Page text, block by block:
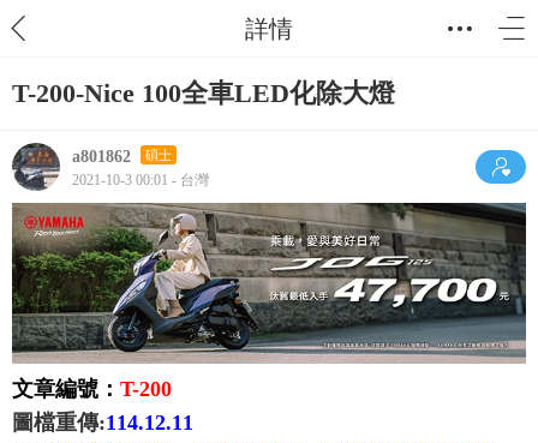
詳情
T-200-Nice 100全車LED化除大燈
a801862 碩士
2021-10-3 00:01 - 台灣
文章編號： T-200
圖檔重傳:114.12.11